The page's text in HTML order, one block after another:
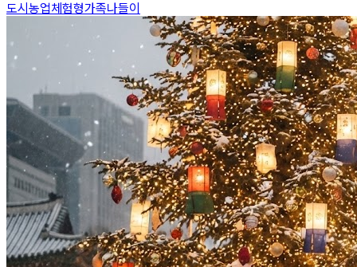
도시농업체험형가족나들이